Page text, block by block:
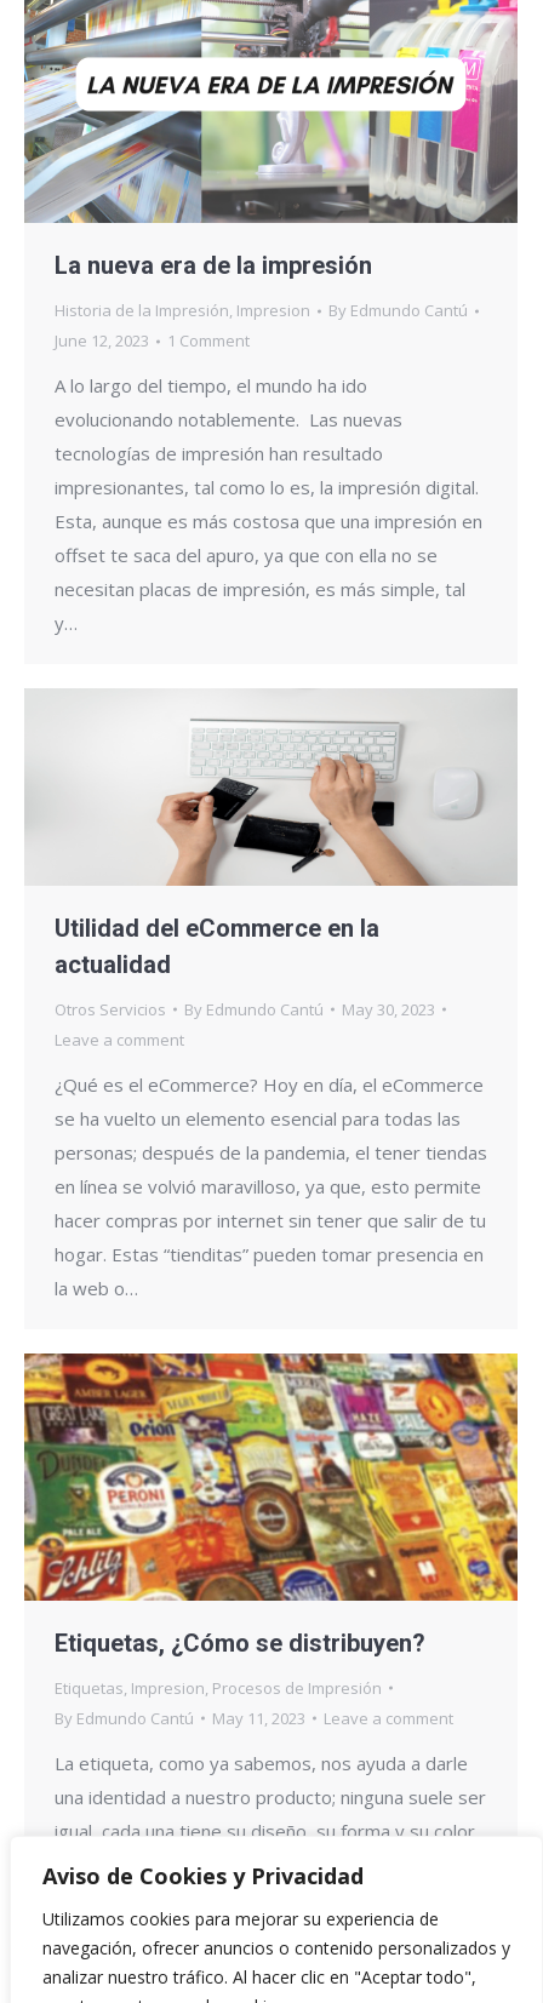
Aviso de Cookies y Privacidad
Utilizamos cookies para mejorar su experiencia de
navegación, ofrecer anuncios o contenido personalizados y
analizar nuestro tráfico. Al hacer clic en "Aceptar todo",
La nueva era de la impresión
Historia de la Impresión, Impresion By Edmundo Cantú
June 12, 2023
1 Comment
A lo largo del tiempo, el mundo ha ido
evolucionando notablemente. Las nuevas
tecnologías de impresión han resultado
impresionantes, tal como lo es, la impresión digital.
Esta, aunque es más costosa que una impresión en
offset te saca del apuro, ya que con ella no se
necesitan placas de impresión, es más simple, tal
y…
Utilidad del eCommerce en la
actualidad
Otros Servicios By Edmundo Cantú
May 30, 2023
Leave a comment
¿Qué es el eCommerce? Hoy en día, el eCommerce
se ha vuelto un elemento esencial para todas las
personas; después de la pandemia, el tener tiendas
en línea se volvió maravilloso, ya que, esto permite
hacer compras por internet sin tener que salir de tu
hogar. Estas “tienditas” pueden tomar presencia en
la web o…
Etiquetas, ¿Cómo se distribuyen?
Etiquetas, Impresion, Procesos de Impresión
By Edmundo Cantú May 11, 2023 Leave a comment
La etiqueta, como ya sabemos, nos ayuda a darle
una identidad a nuestro producto; ninguna suele ser
igual, cada una tiene su diseño, su forma y su color
distintivo. Cuando comienzas con la creación de un
estás pasando por ese momento, en esta
publicación…